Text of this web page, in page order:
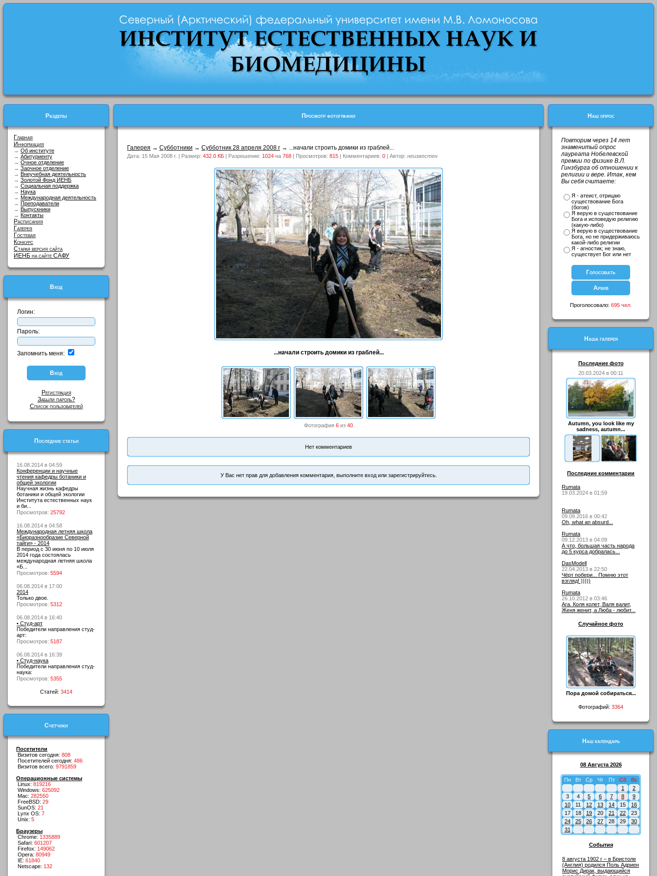
Разделы
Главная
Информация
→ Об институте
→ Абитуриенту
→ Очное отделение
→ Заочное отделение
→ Внеучебная деятельность
→ Золотой Фонд ИЕНБ
→ Социальная поддержка
→ Наука
→ Международная деятельность
→ Преподаватели
→ Выпускники
→ Контакты
Расписания
Галерея
Гостевая
Конкурс
Старая версия сайта
ИЕНБ на сайте САФУ
Вход
Логин:
Пароль:
Запомнить меня:
Регистрация
Забыли пароль?
Список пользователей
Последние статьи
16.08.2014 в 04:59
Конференции и научные
чтения кафедры ботаники и
общей экологии
Научная жизнь кафедры
ботаники и общей экологии
Института естественных наук
и би...
Просмотров: 25792
16.08.2014 в 04:58
Международная летняя школа
«Биоразнообразие Северной
тайги» - 2014
В период с 30 июня по 10 июля
2014 года состоялась
международная летняя школа
«Б...
Просмотров: 5594
06.08.2014 в 17:00
2014
Только двое.
Просмотров: 5312
06.08.2014 в 16:40
• Студ-арт
Победители направления студ-
арт:
Просмотров: 5187
06.08.2014 в 16:39
• Студ-наука
Победители направления студ-
наука:
Просмотров: 5355
Статей: 3414
Счетчики
Посетители
Визитов сегодня: 808
Посетителей сегодня: 486
Визитов всего: 9791859
Операционные системы
Linux: 819216
Windows: 625092
Mac: 282550
FreeBSD: 29
SunOS: 21
Lynx OS: 7
Unix: 5
Браузеры
Chrome: 1335889
Safari: 601207
Firefox: 149062
Opera: 80949
IE: 61840
Netscape: 132
Просмотр фотографии
Галерея → Субботники → Субботник 28 апреля 2008 г → ...начали строить домики из граблей...
Дата: 15 Мая 2008 г. | Размер: 432.0 КБ | Разрешение: 1024 на 768 | Просмотров: 815 | Комментариев: 0 | Автор: неизвестен
...начали строить домики из граблей...
Фотография 6 из 40
Нет комментариев
У Вас нет прав для добавления комментария, выполните вход или зарегистрируйтесь.
Наш опрос
Повторим через 14 лет
знаменитый опрос
лауреата Нобелевской
премии по физике В.Л.
Гинзбурга об отношении к
религии и вере. Итак, кем
Вы себя считаете:
Я - атеист, отрицаю
существование Бога
(богов)
Я верую в существование
Бога и исповедую религию
(какую-либо)
Я верую в существование
Бога, но не придерживаюсь
какой-либо религии
Я - агностик; не знаю,
существует Бог или нет
Проголосовало: 695 чел.
Наша галерея
Последние фото
20.03.2024 в 00:11
Autumn, you look like my
sadness, autumn...
Последние комментарии
Rumata
19.03.2024 в 01:59
Rumata
09.09.2016 в 00:42
Oh, what an absurd...
Rumata
09.12.2013 в 04:09
А что, большая часть народа
до 5 курса добралась...
DasModell
22.04.2013 в 22:50
Чёрт побери... Помню этот
взгляд! )))))
Rumata
26.10.2012 в 03:46
Ага. Коля колет, Валя валит,
Женя женит, а Люба - любит...
Случайное фото
Пора домой собираться...
Фотографий: 3364
Наш календарь
08 Августа 2026
Пн Вт Ср Чт Пт Сб
Вс
1
2
3
4 5 6 7 8
9
10
11 12 13 14 15
16
17
18 19 20 21 22
23
24
25 26 27 28 29
30
31
События
8 августа 1902 г – в Бристоле
(Англия) родился Поль Адриен
Морис Дирак, выдающийся